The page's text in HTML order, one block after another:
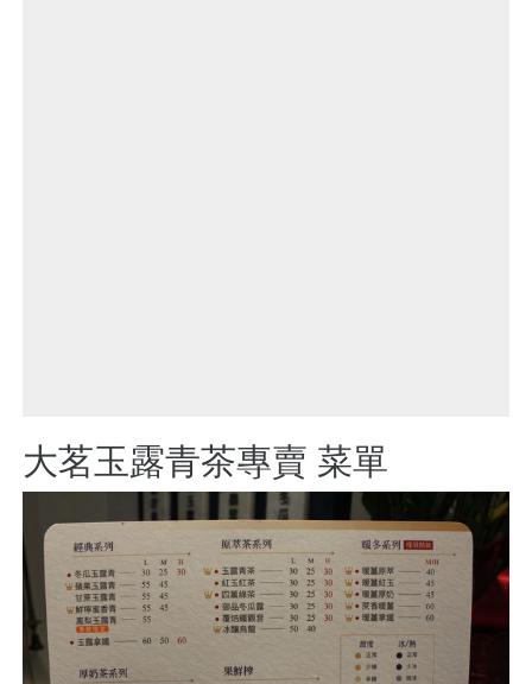
大茗玉露青茶專賣 菜單